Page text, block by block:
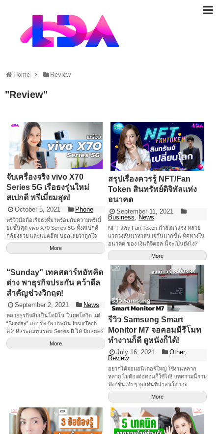
Home Review
"Review"
จับเครื่องจริง vivo X70
Series 5G เรือธงรุ่นใหม่
สเปกดี พรีเมี่ยมสุด!
October 5, 2021 Phone
พรีวิวมือถือเรือธงที่มาพร้อมกับความพรี่เมี่
ยมขั้นสุด vivo X70 Series 5G ทั้งสเปกดี
กล้องสวย และแบตอึด! บอกเลยว่าถูกใจ
หลาย ๆ คนแน่นอน จะเป็นยังไงมาดูกันค่ะ
More
สรุปเรื่องควรรู้ NFT/Fan
Token สินทรัพย์ดิจิทัลแห่ง
อนาคต
September 11, 2021
Business, News
NFT และ Fan Token กำลังมาแรง หลาย
แวดวงหันมาหาสนใจกันมากขึ้น ทิศทางใน
อนาคต ของ เงินดิจิตอล นี้จะเป็นยังไง?
บทความนี้เราสรุปให้ฟังค่ะ
More
“Sunday” เทคสตาร์ทอัพคิด
ต่าง พาธุรกิจประกัน คว้าดีล
สำคัญช่วงวิกฤต!
September 2, 2021 News
หลายธุรกิจล้มเป็นโดมิโน ในยุคโควิด แต่
“Sunday” สตาร์ทอัพ ประกัน InsurTech
คว้าดีลระดมทุนรอบ Series B ได้ มีกลยุทธ์
อะไร ที่ทำให้สำเร็จ ?
More
รีวิว Samsung Smart
Monitor M7 จอคอมมีรีโมท
ทำงานก็ดี ดูหนังก็ได้!
July 16, 2021 Other,
Review
อยากได้จอมอนิเตอร์ใหญ่ ใช้งานหลาก
หลาย ไม่ต้องต่อคอมก็ใช้ได้! บทความนี้รวม
ฟังก์ชั่นเจ๋ง ๆ จุดเด่นที่น่าสนใจของ
Samsung Smart Monitor M7 มาฝาก
More